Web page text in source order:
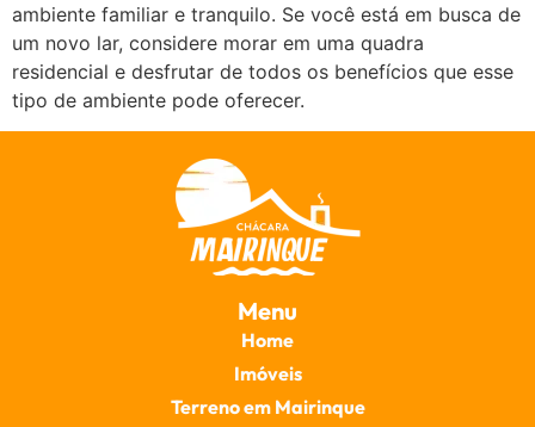
ambiente familiar e tranquilo. Se você está em busca de
um novo lar, considere morar em uma quadra
residencial e desfrutar de todos os benefícios que esse
tipo de ambiente pode oferecer.
Menu
Home
Imóveis
Terreno em Mairinque